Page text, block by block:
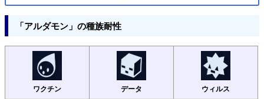
「アルダモン」の種族耐性
ワクチン データ ウィルス